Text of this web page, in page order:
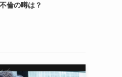
倫の噂は？